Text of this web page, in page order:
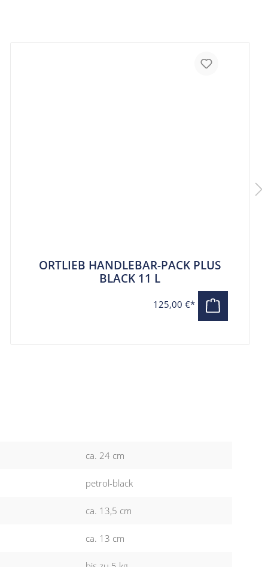
ca. 24 cm
petrol-black
ca. 13,5 cm
ca. 13 cm
ORTLIEB HANDLEBAR-PACK PLUS
BLACK 11 L
125,00 €*